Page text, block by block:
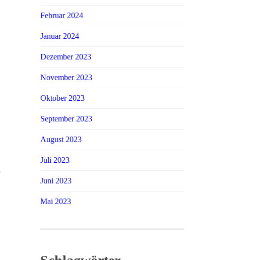
Februar 2024
Januar 2024
Dezember 2023
November 2023
Oktober 2023
September 2023
August 2023
Juli 2023
Juni 2023
Mai 2023